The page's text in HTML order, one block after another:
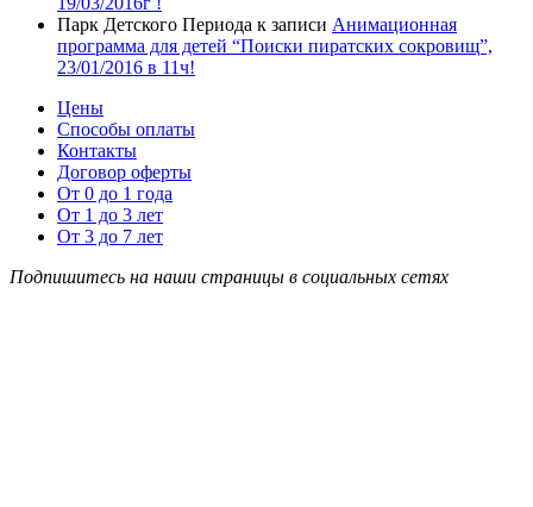
Парк Детского Периода к записи Анимационная
программа для детей “Поиски пиратских сокровищ”,
23/01/2016 в 11ч!
Цены
Способы оплаты
Контакты
Договор оферты
От 0 до 1 года
От 1 до 3 лет
От 3 до 7 лет
Подпишитесь на наши страницы в социальных сетях